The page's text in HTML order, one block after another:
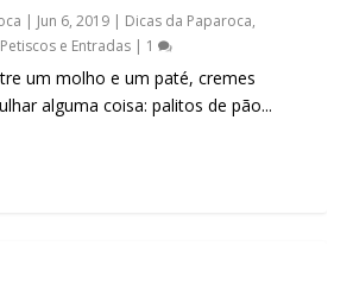
| Jun 6, 2019 | Dicas da Paparoca,
Petiscos e Entradas | 1
um molho e um paté, cremes
alguma coisa: palitos de pão...